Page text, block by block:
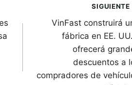
SIGUIENTE
VinFast construirá
fábrica en EE.
ofrecerá
descuentos a
compradores de